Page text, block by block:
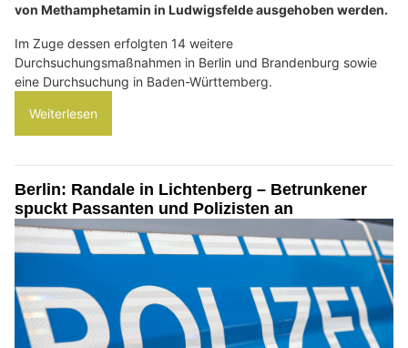
von Methamphetamin in Ludwigsfelde ausgehoben werden.
Im Zuge dessen erfolgten 14 weitere
Durchsuchungsmaßnahmen in Berlin und Brandenburg sowie
eine Durchsuchung in Baden-Württemberg.
Weiterlesen
Berlin: Randale in Lichtenberg – Betrunkener
spuckt Passanten und Polizisten an